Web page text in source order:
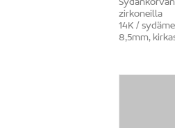
zirkoneilla
14K /
8,5mm,